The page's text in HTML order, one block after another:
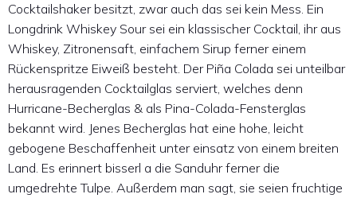
Cocktailshaker besitzt, zwar auch das sei kein Mess. Ein
Longdrink Whiskey Sour sei ein klassischer Cocktail, ihr aus
Whiskey, Zitronensaft, einfachem Sirup ferner einem
Rückenspritze Eiweiß besteht. Der Piña Colada sei unteilbar
herausragenden Cocktailglas serviert, welches denn
Hurricane-Becherglas & als Pina-Colada-Fensterglas
bekannt wird. Jenes Becherglas hat eine hohe, leicht
gebogene Beschaffenheit unter einsatz von einem breiten
Land. Es erinnert bisserl a die Sanduhr ferner die
umgedrehte Tulpe. Außerdem man sagt, sie seien fruchtige